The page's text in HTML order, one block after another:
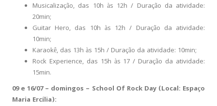
Musicalização, das 10h às 12h / Duração da atividade:
20min;
Guitar Hero, das 10h às 12h / Duração da atividade:
10min;
Karaokê, das 13h às 15h / Duração da atividade: 10min;
Rock Experience, das 15h às 17 / Duração da atividade:
15min.
09 e 16/07 – domingos – School Of Rock Day (Local: Espaço
Maria Ercília):